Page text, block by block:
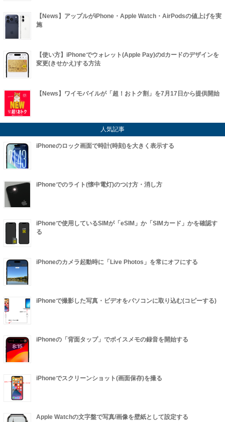
【News】アップルがiPhone・Apple Watch・AirPodsの値上げを実
施
【使い方】iPhoneでウォレット(Apple Pay)のdカードのデザインを
変更(きせかえ)する方法
【News】ワイモバイルが「超！おトク割」を7月17日から提供開始
人気記事
iPhoneのロック画面で時計(時刻)を大きく表示する
iPhoneでのライト(懐中電灯)のつけ方・消し方
iPhoneで使用しているSIMが「eSIM」か「SIMカード」かを確認す
る
iPhoneのカメラ起動時に「Live Photos」を常にオフにする
iPhoneで撮影した写真・ビデオをパソコンに取り込む(コピーする)
iPhoneの「背面タップ」でボイスメモの録音を開始する
iPhoneでスクリーンショット(画面保存)を撮る
Apple Watchの文字盤で写真/画像を壁紙として設定する